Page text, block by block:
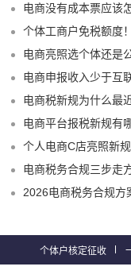
电商没有成本票应该
个体工商户免税额度
电商亮照选个体还是
电商申报收入少于互联网平台
电商税新规为什么最
电商平台报税新规有哪些
个人电商C店亮照新
电商税务合规三步走
2026电商税务合规方
个体户核定征收